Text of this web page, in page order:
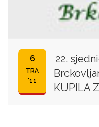
6
TRA
'11
22.
KUPILA